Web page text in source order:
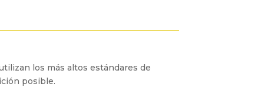
los más altos estándares de
posible.